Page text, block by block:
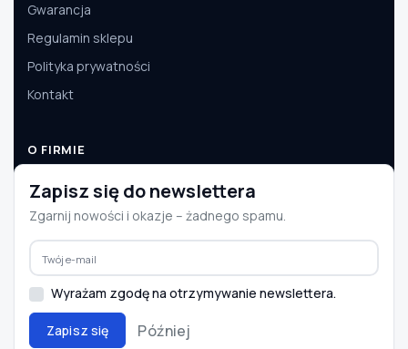
Gwarancja
Regulamin sklepu
Polityka prywatności
Kontakt
O FIRMIE
O nas
Dane firmy
Aktualności
Współpraca B2B
Zapisz się do newslettera
Zgarnij nowości i okazje – żadnego spamu.
Wyrażam zgodę na otrzymywanie newslettera.
Zapisz się Później